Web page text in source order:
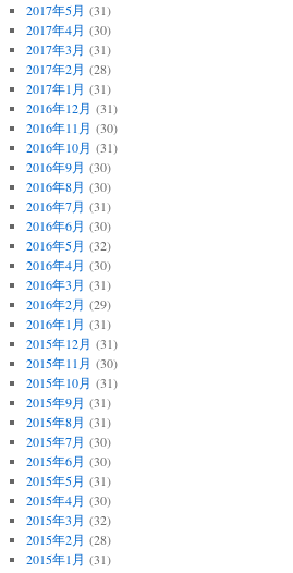
2017年5月 (31)
2017年4月 (30)
2017年3月 (31)
2017年2月 (28)
2017年1月 (31)
2016年12月 (31)
2016年11月 (30)
2016年10月 (31)
2016年9月 (30)
2016年8月 (30)
2016年7月 (31)
2016年6月 (30)
2016年5月 (32)
2016年4月 (30)
2016年3月 (31)
2016年2月 (29)
2016年1月 (31)
2015年12月 (31)
2015年11月 (30)
2015年10月 (31)
2015年9月 (31)
2015年8月 (31)
2015年7月 (30)
2015年6月 (30)
2015年5月 (31)
2015年4月 (30)
2015年3月 (32)
2015年2月 (28)
2015年1月 (31)